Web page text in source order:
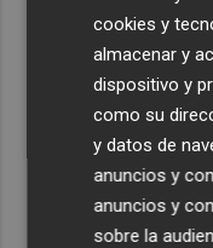
Pepelu: "Hasta la
hemos entrenado"
Controlado el
La capacidad de
seguridad alarma
cookies y
almacenar y
dispositivo y
como su
y datos de
anuncios y
anuncios y
sobre la